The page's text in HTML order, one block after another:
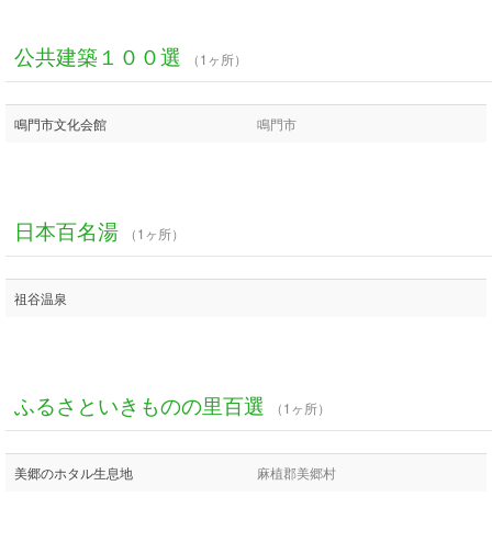
公共建築１００選 （1ヶ所）
鳴門市文化会館 鳴門市
日本百名湯 （1ヶ所）
祖谷温泉
ふるさといきものの里百選 （1ヶ所）
美郷のホタル生息地 麻植郡美郷村